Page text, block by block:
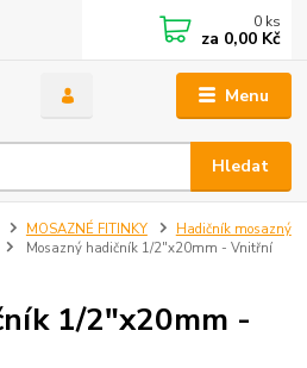
Menu
Hledat
0 ks
za 0,00 Kč
MOSAZNÉ FITINKY
Hadičník mosazný
Mosazný hadičník 1/2"x20mm - Vnitřní
1/2"x20mm -